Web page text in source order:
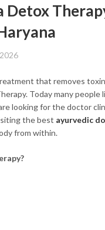
Detox
that removes
Today many
looking for the doctor
the best ayurvedic
from within.